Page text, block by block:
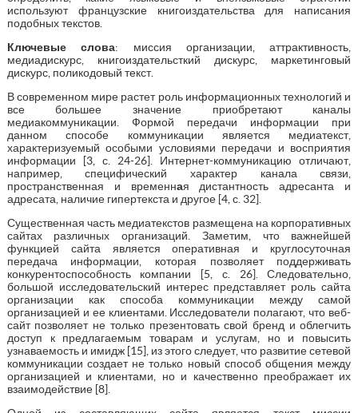
используют французские книгоиздательства для написания
подобных текстов.
Ключевые слова: миссия организации, аттрактивность,
медиадискурс, книгоиздательсткий дискурс, маркетинговый
дискурс, поликодовый текст.
В современном мире растет роль информационных технологий и
все большее значение приобретают каналы
медиакоммуникации. Формой передачи информации при
данном способе коммуникации является медиатекст,
характеризуемый особыми условиями передачи и восприятия
информации [3, с. 24-26]. Интернет-коммуникацию отличают,
например, специфический характер канала связи,
пространственная и временная дистантность адресанта и
адресата, наличие гипертекста и другое [4, с. 32].
Существенная часть медиатекстов размещена на корпоративных
сайтах различных организаций. Заметим, что важнейшей
функцией сайта является оперативная и круглосуточная
передача информации, которая позволяет поддерживать
конкурентоспособность компании [5, с. 26]. Следовательно,
большой исследовательский интерес представляет роль сайта
организации как способа коммуникации между самой
организацией и ее клиентами. Исследователи полагают, что веб-
сайт позволяет не только презентовать свой бренд и облегчить
доступ к предлагаемым товарам и услугам, но и повысить
узнаваемость и имидж [15], из этого следует, что развитие сетевой
коммуникации создает не только новый способ общения между
организацией и клиентами, но и качественно преображает их
взаимодействие [8].